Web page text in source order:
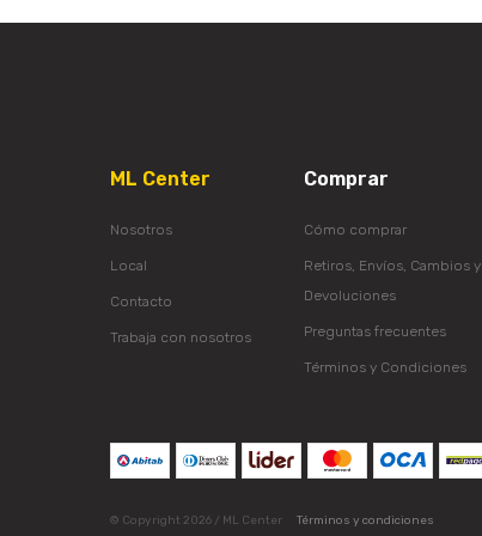
ML Center
Nosotros
Local
Contacto
Trabaja con nosotros
Comprar
Cómo comprar
Retiros, Envíos, Cambios y
Devoluciones
Preguntas frecuentes
Términos y Condiciones
© Copyright 2026 / ML Center Términos y condiciones